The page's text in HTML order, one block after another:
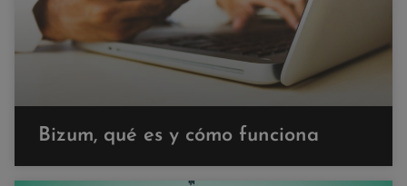
Bizum, qué es y cómo funciona